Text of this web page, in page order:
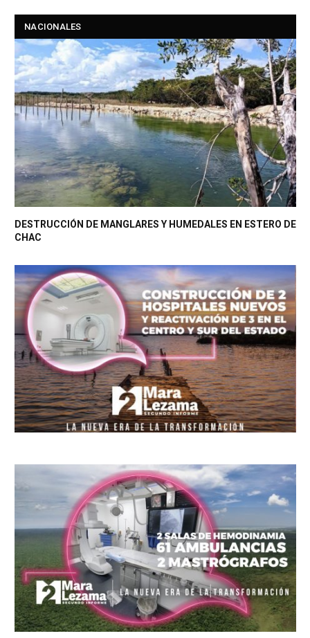
NACIONALES
DESTRUCCIÓN DE MANGLARES Y HUMEDALES EN ESTERO DE
CHAC